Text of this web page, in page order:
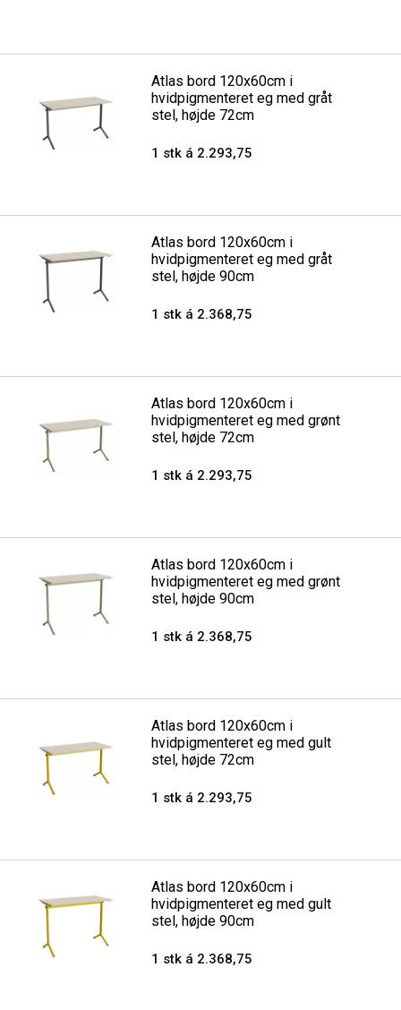
Atlas bord 120x60cm i
hvidpigmenteret eg med gråt
stel, højde 72cm
1 stk á 2.293,75
Atlas bord 120x60cm i
hvidpigmenteret eg med gråt
stel, højde 90cm
1 stk á 2.368,75
Atlas bord 120x60cm i
hvidpigmenteret eg med grønt
stel, højde 72cm
1 stk á 2.293,75
Atlas bord 120x60cm i
hvidpigmenteret eg med grønt
stel, højde 90cm
1 stk á 2.368,75
Atlas bord 120x60cm i
hvidpigmenteret eg med gult
stel, højde 72cm
1 stk á 2.293,75
Atlas bord 120x60cm i
hvidpigmenteret eg med gult
stel, højde 90cm
1 stk á 2.368,75